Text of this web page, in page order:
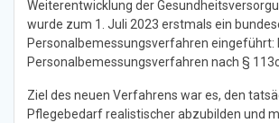
Weiterentwicklung der
wurde zum 1. Juli 2023 erstmals ein
Personalbemessungsverfahren eingeführt:
Personalbemessungsverfahren nach § 113c
Ziel des neuen Verfahrens war es, den
Pflegebedarf realistischer abzubilden und